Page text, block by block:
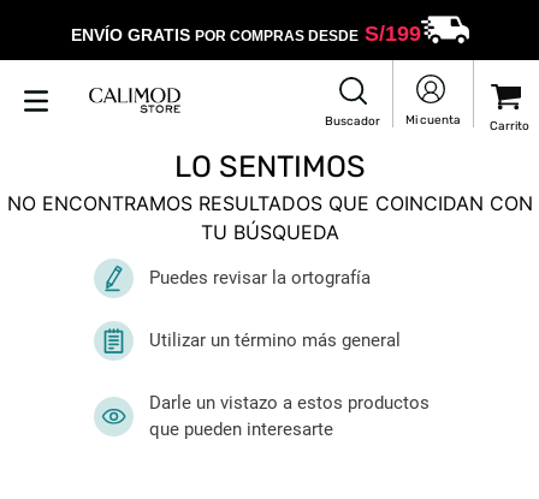
ENVÍO GRATIS POR COMPRAS DESDES/199
LO SENTIMOS
NO ENCONTRAMOS RESULTADOS QUE COINCIDAN CON
TU BÚSQUEDA
Puedes revisar la ortografía
Utilizar un término más general
Darle un vistazo a estos productos
que pueden interesarte